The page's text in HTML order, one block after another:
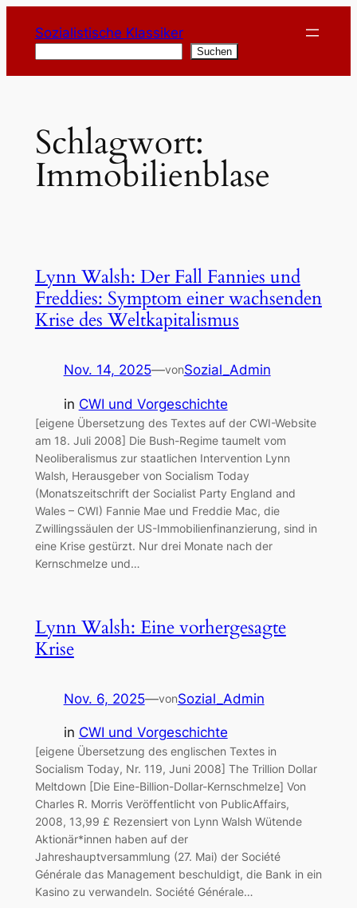
Inhalt
springen
Sozialistische Klassiker
Suchen
Schlagwort:
Immobilienblase
Lynn Walsh: Der Fall Fannies und
Freddies: Symptom einer wachsenden
Krise des Weltkapitalismus
Nov. 14, 2025—vonSozial_Admin
in CWI und Vorgeschichte
[eigene Übersetzung des Textes auf der CWI-Website
am 18. Juli 2008] Die Bush-Regime taumelt vom
Neoliberalismus zur staatlichen Intervention Lynn
Walsh, Herausgeber von Socialism Today
(Monatszeitschrift der Socialist Party England and
Wales – CWI) Fannie Mae und Freddie Mac, die
Zwillingssäulen der US-Immobilienfinanzierung, sind in
eine Krise gestürzt. Nur drei Monate nach der
Kernschmelze und…
Lynn Walsh: Eine vorhergesagte
Krise
Nov. 6, 2025—vonSozial_Admin
in CWI und Vorgeschichte
[eigene Übersetzung des englischen Textes in
Socialism Today, Nr. 119, Juni 2008] The Trillion Dollar
Meltdown [Die Eine-Billion-Dollar-Kernschmelze] Von
Charles R. Morris Veröffentlicht von PublicAffairs,
2008, 13,99 £ Rezensiert von Lynn Walsh Wütende
Aktionär*innen haben auf der
Jahreshauptversammlung (27. Mai) der Société
Générale das Management beschuldigt, die Bank in ein
Kasino zu verwandeln. Société Générale…